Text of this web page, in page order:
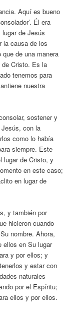
Aquí es bueno
Él era
de Jesús
la causa de los
de una manera
de Cristo. Es la
tenemos para
nuestra
sostener y
con la
como lo había
siempre. Este
lugar de Cristo, y
en este caso;
en lugar de
y también por
hicieron cuando
nombre. Ahora,
ellos en Su lugar
y por ellos; y
y estar con
naturales
por el Espíritu;
ellos y por ellos.